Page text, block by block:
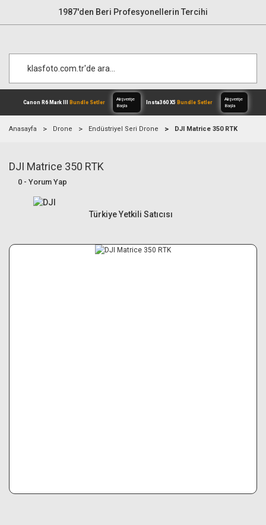
1987'den Beri Profesyonellerin Tercihi
Canon R6 Mark III
Anasayfa Drone Endüstriyel Seri Drone DJI Matrice 350 RTK
DJI Matrice 350 RTK
0 - Yorum Yap
Türkiye Yetkili Satıcısı